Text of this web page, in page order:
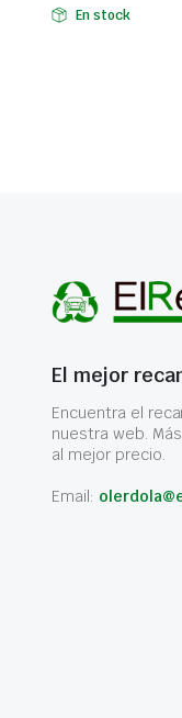
En stock
El mejor
Encuentra el
nuestra web.
al mejor precio.
Email: